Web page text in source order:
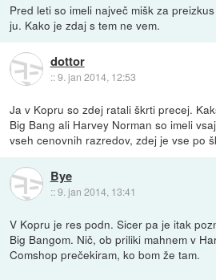
Pred leti so imeli največ mišk za
ju. Kako je zdaj s tem ne vem.
dottor
::9. jan 2014, 12:53
Ja v Kopru so zdej ratali škrti precej.
Big Bang ali Harvey Norman so imeli
vseh cenovnih razredov, zdej je vse po
Bye
::9. jan 2014, 13:41
V Kopru je res podn. Sicer pa je itak
Big Bangom. Nič, ob priliki mahnem v
Comshop prečekiram, ko bom že tam.